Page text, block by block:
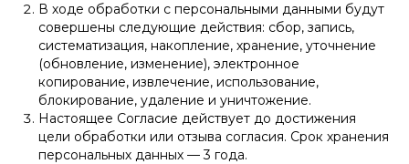
В ходе обработки с персональными данными будут
совершены следующие действия: сбор, запись,
систематизация, накопление, хранение, уточнение
(обновление, изменение), электронное
копирование, извлечение, использование,
блокирование, удаление и уничтожение.
Настоящее Согласие действует до достижения
цели обработки или отзыва согласия. Срок хранения
персональных данных — 3 года.